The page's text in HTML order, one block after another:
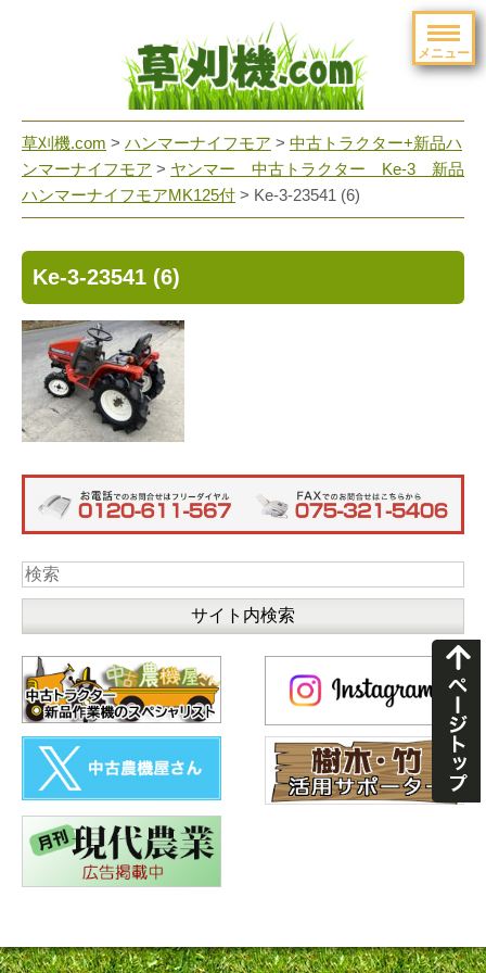
メニュー
草刈機.com > ハンマーナイフモア > 中古トラクター+新品ハ
ンマーナイフモア > ヤンマー 中古トラクター Ke-3 新品
ハンマーナイフモアMK125付 > Ke-3-23541 (6)
Ke-3-23541 (6)